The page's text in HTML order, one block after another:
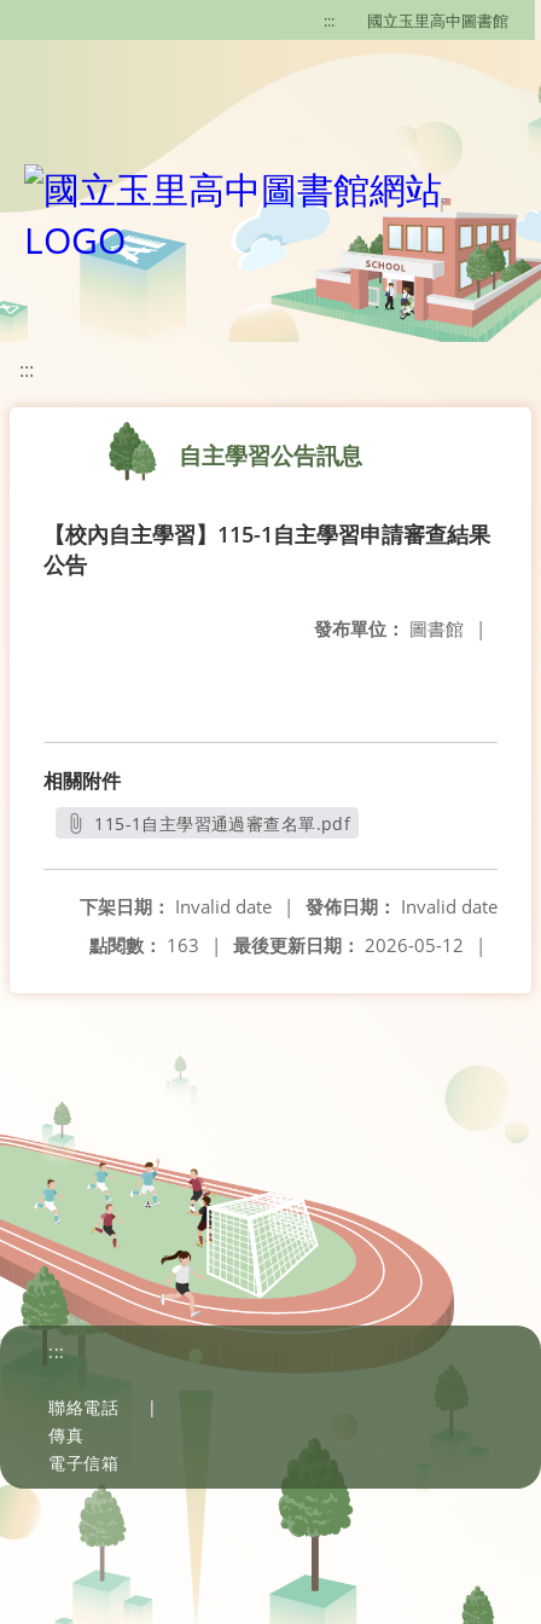
::: 國立玉里高中圖書館
:::
自主學習公告訊息
【校內自主學習】115-1自主學習申請審查結果
公告
發布單位： 圖書館 |
相關附件
115-1自主學習通過審查名單.pdf
發佈日期： Invalid date
下架日期： Invalid date
|
最後更新日期： 2026-05-12 |
點閱數： 163 |
:::
聯絡電話
|
傳真
電子信箱